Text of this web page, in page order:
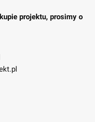
projektu, prosimy o